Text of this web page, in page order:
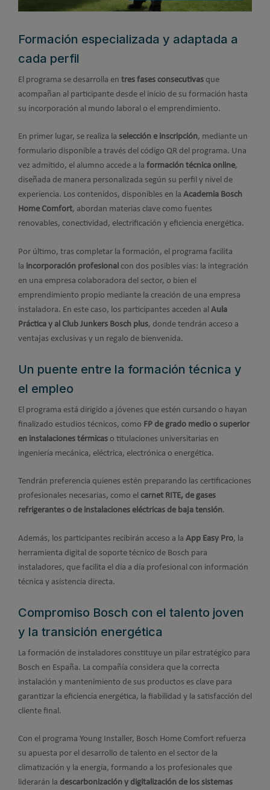
Formación especializada y adaptada a
cada perfil
El programa se desarrolla en tres fases consecutivas que
acompañan al participante desde el inicio de su formación hasta
su incorporación al mundo laboral o el emprendimiento.
En primer lugar, se realiza la selección e inscripción, mediante un
formulario disponible a través del código QR del programa. Una
vez admitido, el alumno accede a la formación técnica online,
diseñada de manera personalizada según su perfil y nivel de
experiencia. Los contenidos, disponibles en la Academia Bosch
Home Comfort, abordan materias clave como fuentes
renovables, conectividad, electrificación y eficiencia energética.
Por último, tras completar la formación, el programa facilita
la incorporación profesional con dos posibles vías: la integración
en una empresa colaboradora del sector, o bien el
emprendimiento propio mediante la creación de una empresa
instaladora. En este caso, los participantes acceden al Aula
Práctica y al Club Junkers Bosch plus, donde tendrán acceso a
ventajas exclusivas y un regalo de bienvenida.
Un puente entre la formación técnica y
el empleo
El programa está dirigido a jóvenes que estén cursando o hayan
finalizado estudios técnicos, como FP de grado medio o superior
en instalaciones térmicas o titulaciones universitarias en
ingeniería mecánica, eléctrica, electrónica o energética.
Tendrán preferencia quienes estén preparando las certificaciones
profesionales necesarias, como el carnet RITE, de gases
refrigerantes o de instalaciones eléctricas de baja tensión.
Además, los participantes recibirán acceso a la App Easy Pro, la
herramienta digital de soporte técnico de Bosch para
instaladores, que facilita el día a día profesional con información
técnica y asistencia directa.
Compromiso Bosch con el talento joven
y la transición energética
La formación de instaladores constituye un pilar estratégico para
Bosch en España. La compañía considera que la correcta
instalación y mantenimiento de sus productos es clave para
garantizar la eficiencia energética, la fiabilidad y la satisfacción del
cliente final.
Con el programa Young Installer, Bosch Home Comfort refuerza
su apuesta por el desarrollo de talento en el sector de la
climatización y la energía, formando a los profesionales que
liderarán la descarbonización y digitalización de los sistemas